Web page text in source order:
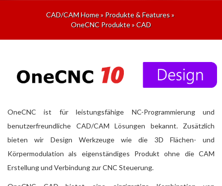
CAD/CAM Home» Produkte & Features»
OneCNC Produkte»CAD
OneCNC ist für leistungsfähige NC-Programmierung und
benutzerfreundliche CAD/CAM Lösungen bekannt. Zusätzlich
bieten wir Design Werkzeuge wie die 3D Flächen- und
Körpermodulation als eigenständiges Produkt ohne die CAM
Erstellung und Verbindung zur CNC Steuerung.